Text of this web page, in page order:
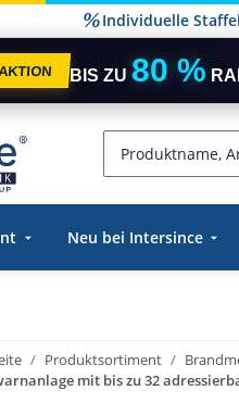
Individuelle
BIS ZU 80 %
Neu bei Intersince
Produktsortiment
mit bis zu 32